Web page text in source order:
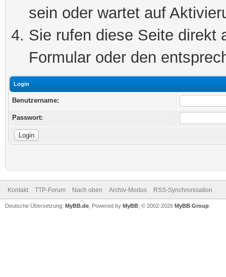
sein oder wartet auf
Sie rufen diese Seite direkt
Formular oder den
Login
Benutzername:
Passwort:
Kontakt TTP-Forum Nach oben Archiv-Modus RSS-Synchronisation
Deutsche Übersetzung: MyBB.de , Powered by MyBB , © 2002-2026 MyBB Group